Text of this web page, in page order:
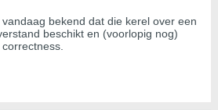
bekend dat die kerel over een
beschikt en (voorlopig nog)